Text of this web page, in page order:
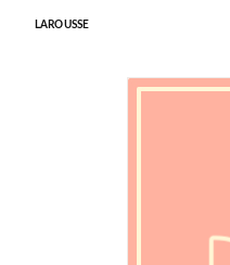
LAROUSSE